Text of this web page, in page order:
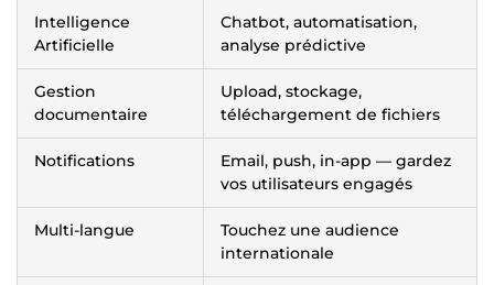
Intelligence
Artificielle
Chatbot, automatisation,
analyse prédictive
Gestion
documentaire
Upload, stockage,
téléchargement de fichiers
Notifications
Email, push, in-app — gardez
vos utilisateurs engagés
Multi-langue
Touchez une audience
internationale